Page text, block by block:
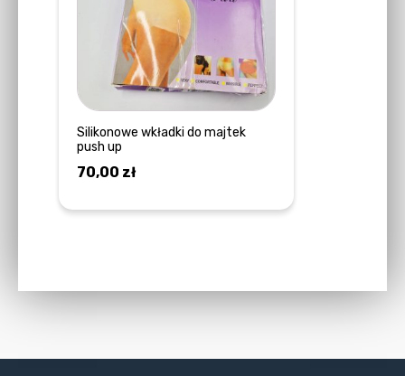
Silikonowe wkładki do majtek
push up
70,00 zł